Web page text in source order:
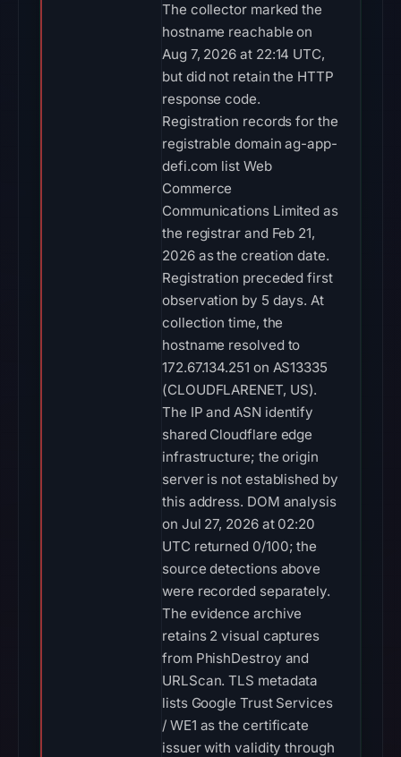
The collector marked the
hostname reachable on
Aug 7, 2026 at 22:14 UTC,
but did not retain the HTTP
response code.
Registration records for the
registrable domain ag-app-
defi.com list Web
Commerce
Communications Limited as
the registrar and Feb 21,
2026 as the creation date.
Registration preceded first
observation by 5 days. At
collection time, the
hostname resolved to
172.67.134.251 on AS13335
(CLOUDFLARENET, US).
The IP and ASN identify
shared Cloudflare edge
infrastructure; the origin
server is not established by
this address. DOM analysis
on Jul 27, 2026 at 02:20
UTC returned 0/100; the
source detections above
were recorded separately.
The evidence archive
retains 2 visual captures
from PhishDestroy and
URLScan. TLS metadata
lists Google Trust Services
/ WE1 as the certificate
issuer with validity through